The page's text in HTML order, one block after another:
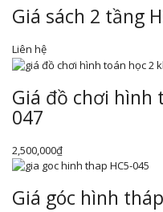
Giá sách 2 tầng
Liên hệ
Giá đồ chơi hình
047
2,500,000₫
Giá góc hình